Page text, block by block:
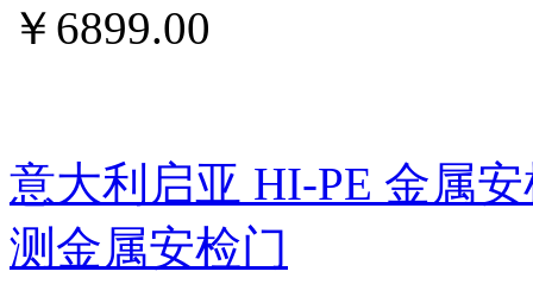
￥ 6899.00
意大利启亚 HI-PE 金属
测金属安检门